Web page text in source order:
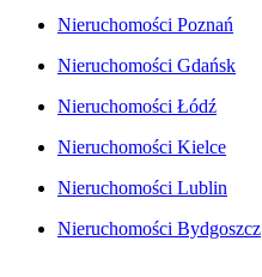
Nieruchomości Poznań
Nieruchomości Gdańsk
Nieruchomości Łódź
Nieruchomości Kielce
Nieruchomości Lublin
Nieruchomości Bydgoszcz